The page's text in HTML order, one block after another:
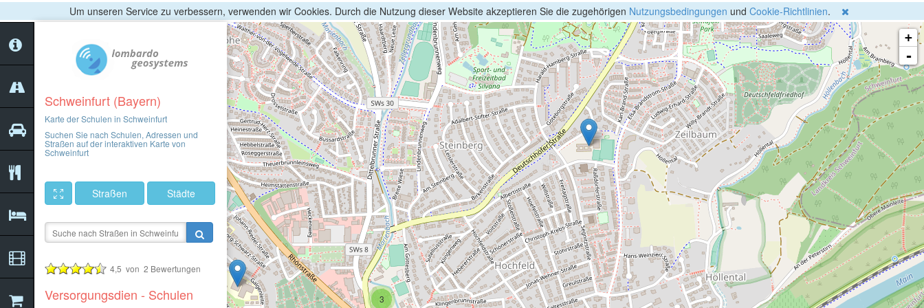
Um unseren Service zu verbessern, verwenden wir Cookies. Durch die Nutzung dieser Website akzeptieren Sie die zugehörigen Nutzungsbedingungen und Cookie-Richtlinien.
3
+
-
Schweinfurt (Bayern)
Karte der Schulen in Schweinfurt
Suchen Sie nach Schulen, Adressen und
Straßen auf der interaktiven Karte von
Schweinfurt
Straßen Städte
4,5 von 2 Bewertungen
Versorgungsdien - Schulen